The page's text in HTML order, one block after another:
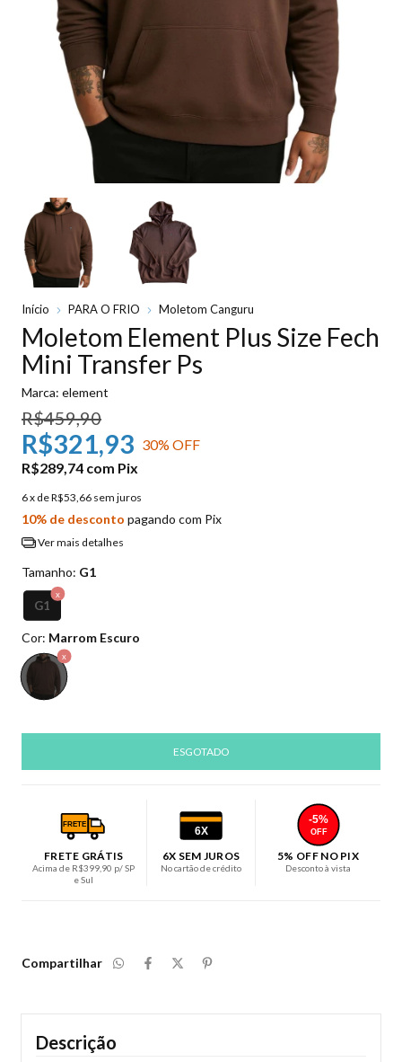
Início PARA O FRIO Moletom Canguru
Moletom Element Plus Size Fech
Mini Transfer Ps
Marca: element
R$459,90
R$321,93 30% OFF
R$289,74 com Pix
6x deR$53,66 sem juros
10% de desconto pagando com Pix
Ver mais detalhes
Tamanho: G1
G1
Cor: Marrom Escuro
FRETE
FRETE GRÁTIS
Acima de R$399,90 p/ SP
e Sul
6X
6X SEM JUROS
No cartão de crédito
-5%
OFF
5% OFF NO PIX
Desconto à vista
Compartilhar
Descrição